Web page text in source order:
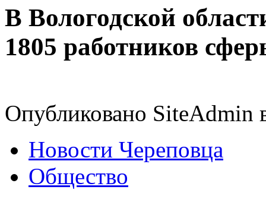
В Вологодской
1805 работников
Опубликовано
Новости Череповца
Общество